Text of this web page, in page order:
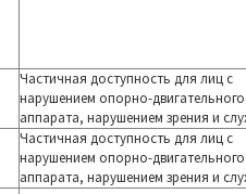
Частичная доступность для лиц с
нарушением опорно-двигательного
аппарата, нарушением зрения и
Частичная доступность для лиц с
нарушением опорно-двигательного
аппарата, нарушением зрения и